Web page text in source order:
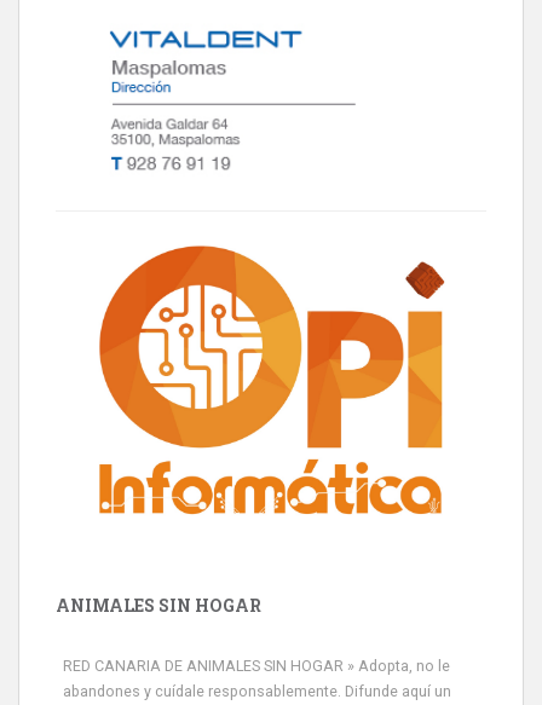
ANIMALES SIN HOGAR
RED CANARIA DE ANIMALES SIN HOGAR » Adopta, no le
abandones y cuídale responsablemente. Difunde aquí un